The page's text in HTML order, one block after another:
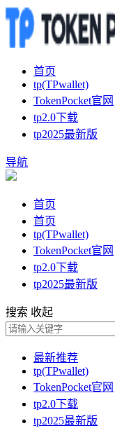
首页
tp(TPwallet)
TokenPocket官网
tp2.0下载
tp2025最新版
导航
首页
首页
tp(TPwallet)
TokenPocket官网
tp2.0下载
tp2025最新版
搜索 收起
最新推荐
tp(TPwallet)
TokenPocket官网
tp2.0下载
tp2025最新版